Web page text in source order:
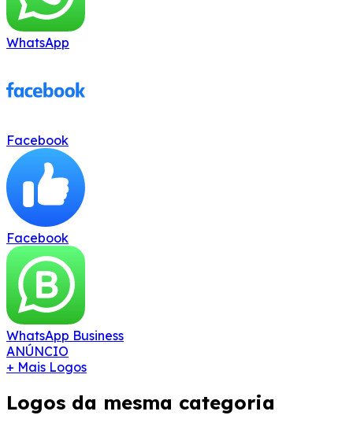
WhatsApp
Facebook
Facebook
WhatsApp Business
ANÚNCIO
+ Mais Logos
Logos da mesma categoria